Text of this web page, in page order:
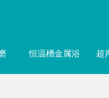
恒温槽金属浴 超